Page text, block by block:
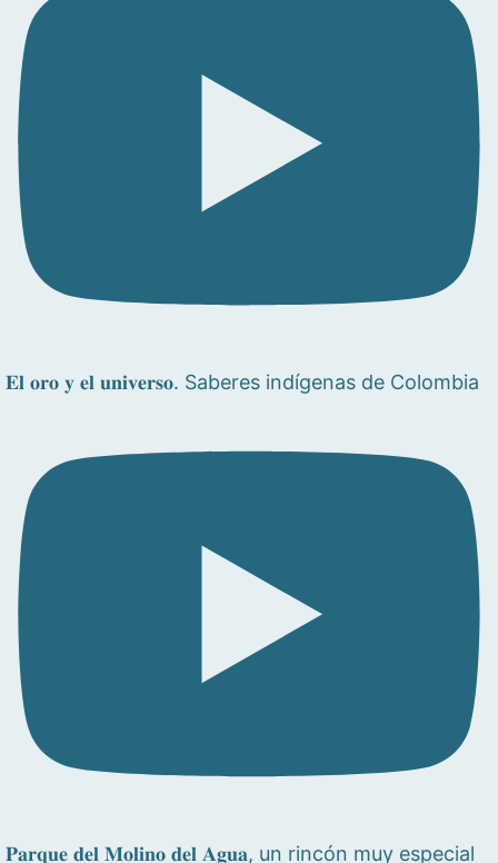
𝐄𝐥 𝐨𝐫𝐨 𝐲 𝐞𝐥 𝐮𝐧𝐢𝐯𝐞𝐫𝐬𝐨. Saberes indígenas de Colombia
𝐏𝐚𝐫𝐪𝐮𝐞 𝐝𝐞𝐥 𝐌𝐨𝐥𝐢𝐧𝐨 𝐝𝐞𝐥 𝐀𝐠𝐮𝐚, un rincón muy especial